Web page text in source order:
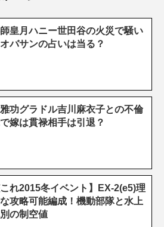
皇月ハニー世田谷の火災で騒い
バサンの占いは当る？
功グラドル吉川麻衣子との不倫
嫁は貫禄相手は引退？
これ2015冬イベント】EX-2(e5)理
攻略可能編成！機動部隊と水上
の制空値